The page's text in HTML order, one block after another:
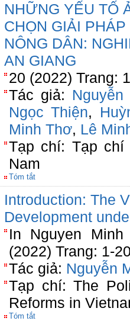
NHỮNG YẾU TỐ
CHỌN GIẢI
NÔNG DÂN:
AN GIANG
20 (2022) Trang:
Tác giả:
Ngọc Thiện,
Minh Thơ, Lê
Tạp chí: Tạp chí
Nam
Tóm tắt
Introduction: The
Development
In Nguyen
(2022) Trang: 1-
Tác giả: Nguyễn
Tạp chí: The
Reforms in
Tóm tắt